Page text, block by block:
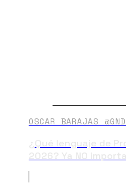
OSCAR BARAJAS